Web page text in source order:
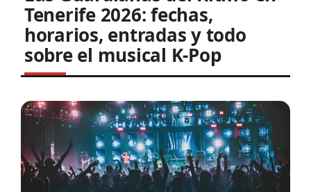
Tenerife 2026: fechas,
horarios, entradas y todo
sobre el musical K-Pop